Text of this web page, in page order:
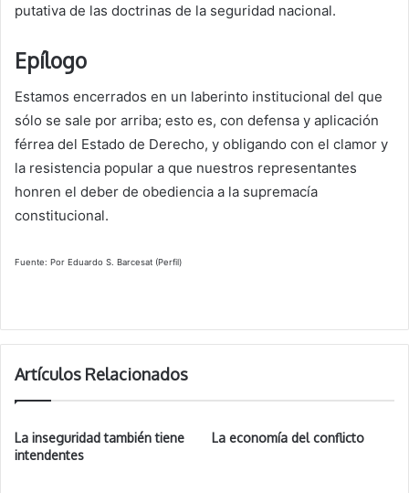
putativa de las doctrinas de la seguridad nacional.
Epílogo
Estamos encerrados en un laberinto institucional del que
sólo se sale por arriba; esto es, con defensa y aplicación
férrea del Estado de Derecho, y obligando con el clamor y
la resistencia popular a que nuestros representantes
honren el deber de obediencia a la supremacía
constitucional.
Fuente: Por Eduardo S. Barcesat (Perfil)
Artículos Relacionados
La inseguridad también tiene
intendentes
La economía del conflicto